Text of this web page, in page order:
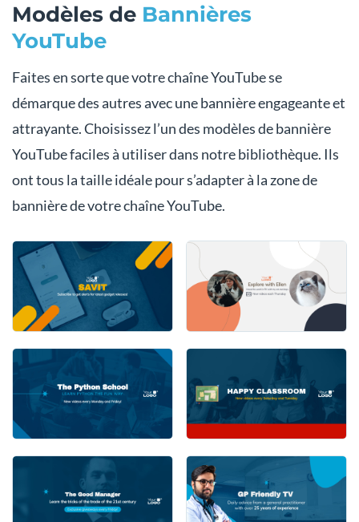
Modèles de Bannières
YouTube
Faites en sorte que votre chaîne YouTube se
démarque des autres avec une bannière engageante et
attrayante. Choisissez l’un des modèles de bannière
YouTube faciles à utiliser dans notre bibliothèque. Ils
ont tous la taille idéale pour s’adapter à la zone de
bannière de votre chaîne YouTube.